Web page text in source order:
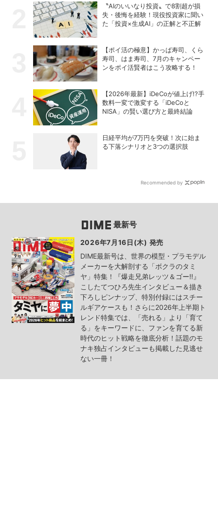
〝AIのいいなり投資〟で8割超が損
失・後悔を経験！現役投資家に聞い
た「投資×生成AI」の正解と不正解
【ポイ活の極意】かっぱ寿司、くら
寿司、はま寿司、7月のキャンペー
ンをポイ活賢者はこう攻略する！
【2026年最新】iDeCoが値上げ!?手
数料一変で激変する「iDeCoと
NISA」の賢い選び方と最終結論
日経平均が7万円を突破！次に始ま
る下落シナリオと3つの選択肢
Recommended by
最新号
2026年7月16日(木) 発売
DIME最新号は、世界の模型・プラモデル
メーカーを大解剖する「ボクラのタミ
ヤ」特集！『爆走兄弟レッツ＆ゴー!!』
こしたてつひろ先生インタビュー＆描き
下ろしピンナップ、特別付録にはスチー
ルギアケースも！さらに2026年上半期ト
レンド特集では、「売れる」より「育て
る」をキーワードに、ファンを育てる新
時代のヒット戦略を徹底分析！話題のモ
ナキ独占インタビューも掲載した見逃せ
ない一冊！